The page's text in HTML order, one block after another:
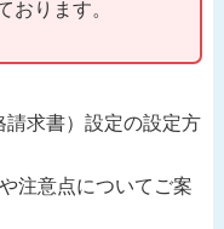
おります。
求書）設定の設定方
注意点についてご案